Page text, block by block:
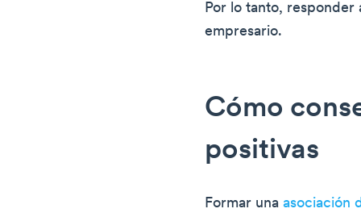
Por lo tanto, responder
empresario.
Cómo
positivas
Formar unaasociación